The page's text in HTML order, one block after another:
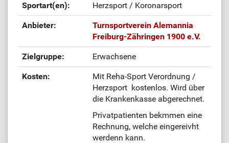
Sportart(en): Herzsport / Koronarsport
Anbieter:
Turnsportverein Alemannia
Freiburg-Zähringen 1900 e.V.
Zielgruppe: Erwachsene
Kosten:
Mit Reha-Sport Verordnung /
Herzsport kostenlos. Wird über
die Krankenkasse abgerechnet.
Privatpatienten bekmmen eine
Rechnung, welche eingereivht
werdenn kann.